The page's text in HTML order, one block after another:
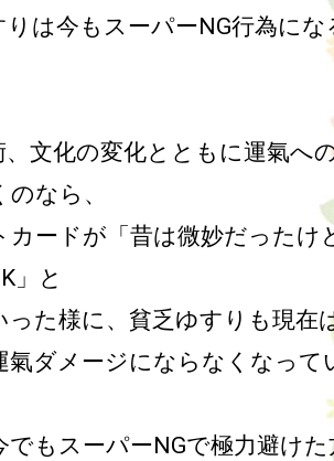
りは今もスーパーNG行為に
、文化の変化とともに運氣へ
なら、
カードが「昔は微妙だったけ
」と
った様に、貧乏ゆすりも現在
氣ダメージにならなくなって
でもスーパーNGで極力避け